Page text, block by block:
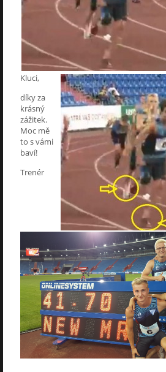
Kluci,
díky za
krásný
zážitek.
Moc mě
to s vámi
baví!
Trenér